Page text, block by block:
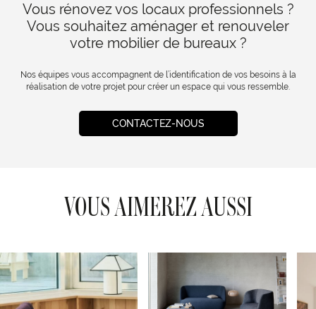
Vous rénovez vos locaux professionnels ?
Vous souhaitez aménager et renouveler
votre mobilier de bureaux ?
Nos équipes vous accompagnent de l’identification de vos besoins à la
réalisation de votre projet pour créer un espace qui vous ressemble.
CONTACTEZ-NOUS
VOUS AIMEREZ AUSSI